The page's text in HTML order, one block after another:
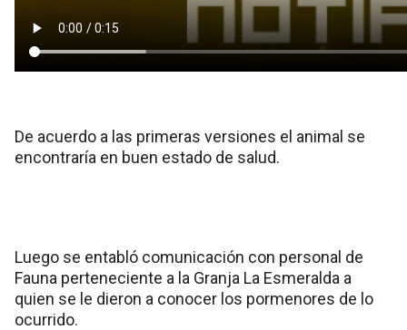
De acuerdo a las primeras versiones el animal se
encontraría en buen estado de salud.
Luego se entabló comunicación con personal de
Fauna perteneciente a la Granja La Esmeralda a
quien se le dieron a conocer los pormenores de lo
ocurrido.